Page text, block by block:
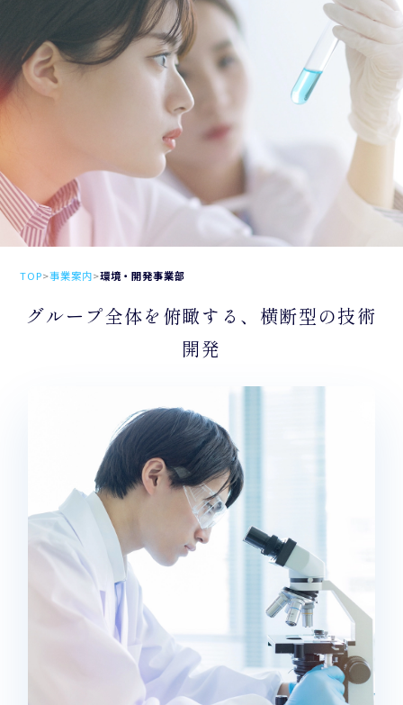
TOP>事業案内>環境・開発事業部
グループ全体を俯瞰する、横断型の技術
開発